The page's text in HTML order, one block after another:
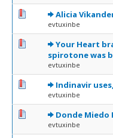
Alicia
evtuxinbe
0 Votes - 0
Your Heart
spirotone was
evtuxinbe
0 Votes - 0
Indinavir
evtuxinbe
0 Votes - 0
Donde Miedo
evtuxinbe
0 Votes - 0